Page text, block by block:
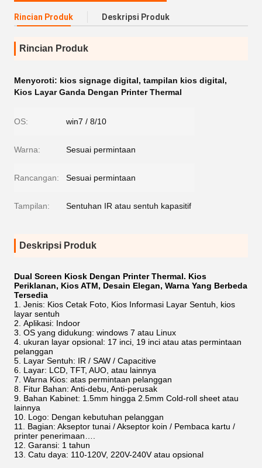
Rincian Produk Deskripsi Produk
Rincian Produk
Menyoroti: kios signage digital, tampilan kios digital,
Kios Layar Ganda Dengan Printer Thermal
OS: win7 / 8/10
Warna: Sesuai permintaan
Rancangan: Sesuai permintaan
Tampilan: Sentuhan IR atau sentuh kapasitif
Deskripsi Produk
Dual Screen Kiosk Dengan Printer Thermal. Kios
Periklanan, Kios ATM, Desain Elegan, Warna Yang Berbeda
Tersedia
Jenis: Kios Cetak Foto, Kios Informasi Layar Sentuh, kios
layar sentuh
Aplikasi: Indoor
OS yang didukung: windows 7 atau Linux
ukuran layar opsional: 17 inci, 19 inci atau atas permintaan
pelanggan
Layar Sentuh: IR / SAW / Capacitive
Layar: LCD, TFT, AUO, atau lainnya
Warna Kios: atas permintaan pelanggan
Fitur Bahan: Anti-debu, Anti-perusak
Bahan Kabinet: 1.5mm hingga 2.5mm Cold-roll sheet atau
lainnya
Logo: Dengan kebutuhan pelanggan
Bagian: Akseptor tunai / Akseptor koin / Pembaca kartu /
printer penerimaan….
Garansi: 1 tahun
Catu daya: 110-120V, 220V-240V atau opsional